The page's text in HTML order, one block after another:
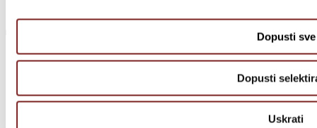
Dopusti sve
Dopusti
Uskrati